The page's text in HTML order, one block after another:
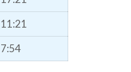
11:21
7:54